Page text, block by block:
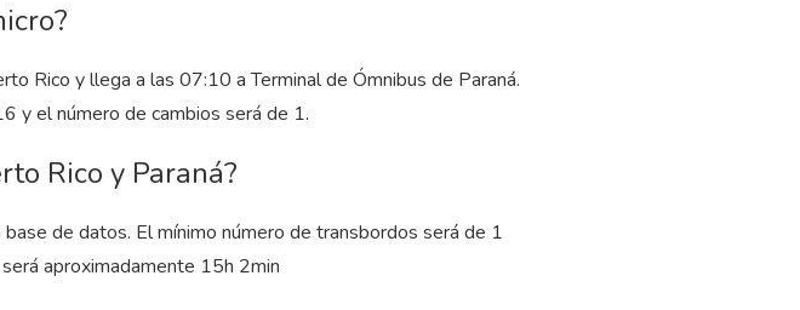
Rico y llega a las 07:10 a Terminal de Ómnibus de Paraná.
y el número de cambios será de 1.
Rico y Paraná?
de datos. El mínimo número de transbordos será de 1
aproximadamente 15h 2min